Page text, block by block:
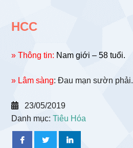
HCC
» Thông tin: Nam giới – 58 tuổi.
» Lâm sàng: Đau mạn sườn phải.
23/05/2019
Danh mục:Tiêu Hóa